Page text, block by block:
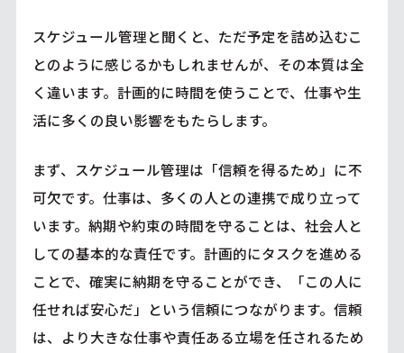
スケジュール管理と聞くと、ただ予定を詰め込むこ
とのように感じるかもしれませんが、その本質は全
く違います。計画的に時間を使うことで、仕事や生
活に多くの良い影響をもたらします。
まず、スケジュール管理は「信頼を得るため」に不
可欠です。仕事は、多くの人との連携で成り立って
います。納期や約束の時間を守ることは、社会人と
しての基本的な責任です。計画的にタスクを進める
ことで、確実に納期を守ることができ、「この人に
任せれば安心だ」という信頼につながります。信頼
は、より大きな仕事や責任ある立場を任されるため